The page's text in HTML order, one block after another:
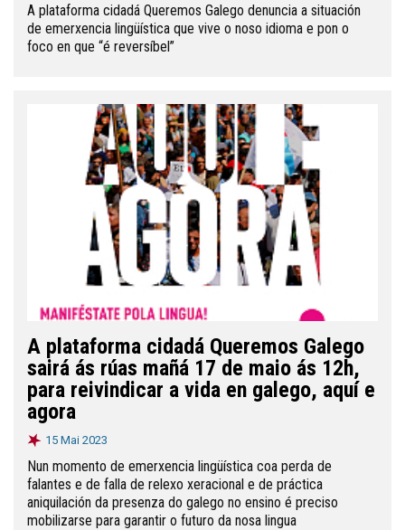
A plataforma cidadá Queremos Galego denuncia a situación
de emerxencia lingüística que vive o noso idioma e pon o
foco en que “é reversíbel”
A plataforma cidadá Queremos Galego
sairá ás rúas mañá 17 de maio ás 12h,
para reivindicar a vida en galego, aquí e
agora
15 Mai 2023
Nun momento de emerxencia lingüística coa perda de
falantes e de falla de relexo xeracional e de práctica
aniquilación da presenza do galego no ensino é preciso
mobilizarse para garantir o futuro da nosa lingua